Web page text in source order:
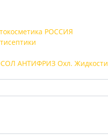
РОССИЯ
АНТИФРИЗ Охл. Жидкости